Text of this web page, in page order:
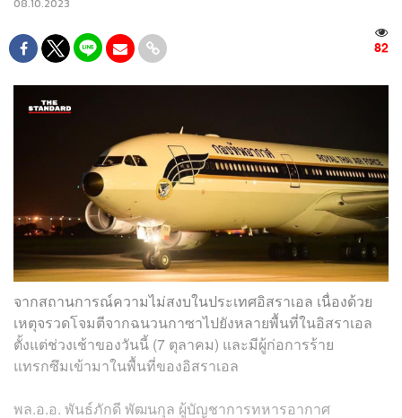
08.10.2023
82
จากสถานการณ์ความไม่สงบในประเทศอิสราเอล เนื่องด้วย
เหตุจรวดโจมตีจากฉนวนกาซาไปยังหลายพื้นที่ในอิสราเอล
ตั้งแต่ช่วงเช้าของวันนี้ (7 ตุลาคม) และมีผู้ก่อการร้าย
แทรกซึมเข้ามาในพื้นที่ของอิสราเอล
พล.อ.อ. พันธ์ภักดี พัฒนกุล ผู้บัญชาการทหารอากาศ